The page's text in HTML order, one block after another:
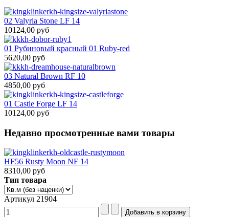
02 Valyria Stone LF 14
10124,00 руб
01 Рубиновый красный 01 Ruby-red
5620,00 руб
03 Natural Brown RF 10
4850,00 руб
01 Castle Forge LF 14
10124,00 руб
Недавно просмотренные вами товары
HF56 Rusty Moon NF 14
8310,00 руб
Тип товара
Артикул 21904